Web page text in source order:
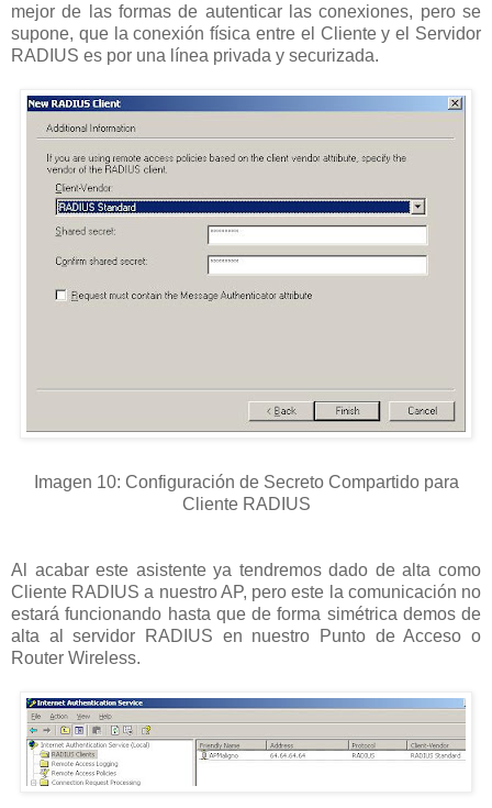
mejor de las formas de autenticar las conexiones, pero se
supone, que la conexión física entre el Cliente y el Servidor
RADIUS es por una línea privada y securizada.
Imagen 10: Configuración de Secreto Compartido para
Cliente RADIUS
Al acabar este asistente ya tendremos dado de alta como
Cliente RADIUS a nuestro AP, pero este la comunicación no
estará funcionando hasta que de forma simétrica demos de
alta al servidor RADIUS en nuestro Punto de Acceso o
Router Wireless.